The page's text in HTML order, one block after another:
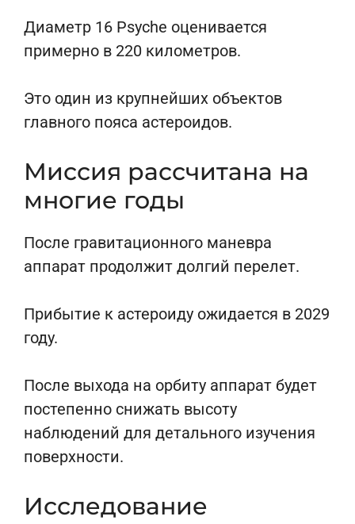
Диаметр 16 Psyche оценивается
примерно в 220 километров.
Это один из крупнейших объектов
главного пояса астероидов.
Миссия рассчитана на
многие годы
После гравитационного маневра
аппарат продолжит долгий перелет.
Прибытие к астероиду ожидается в 2029
году.
После выхода на орбиту аппарат будет
постепенно снижать высоту
наблюдений для детального изучения
поверхности.
Исследование